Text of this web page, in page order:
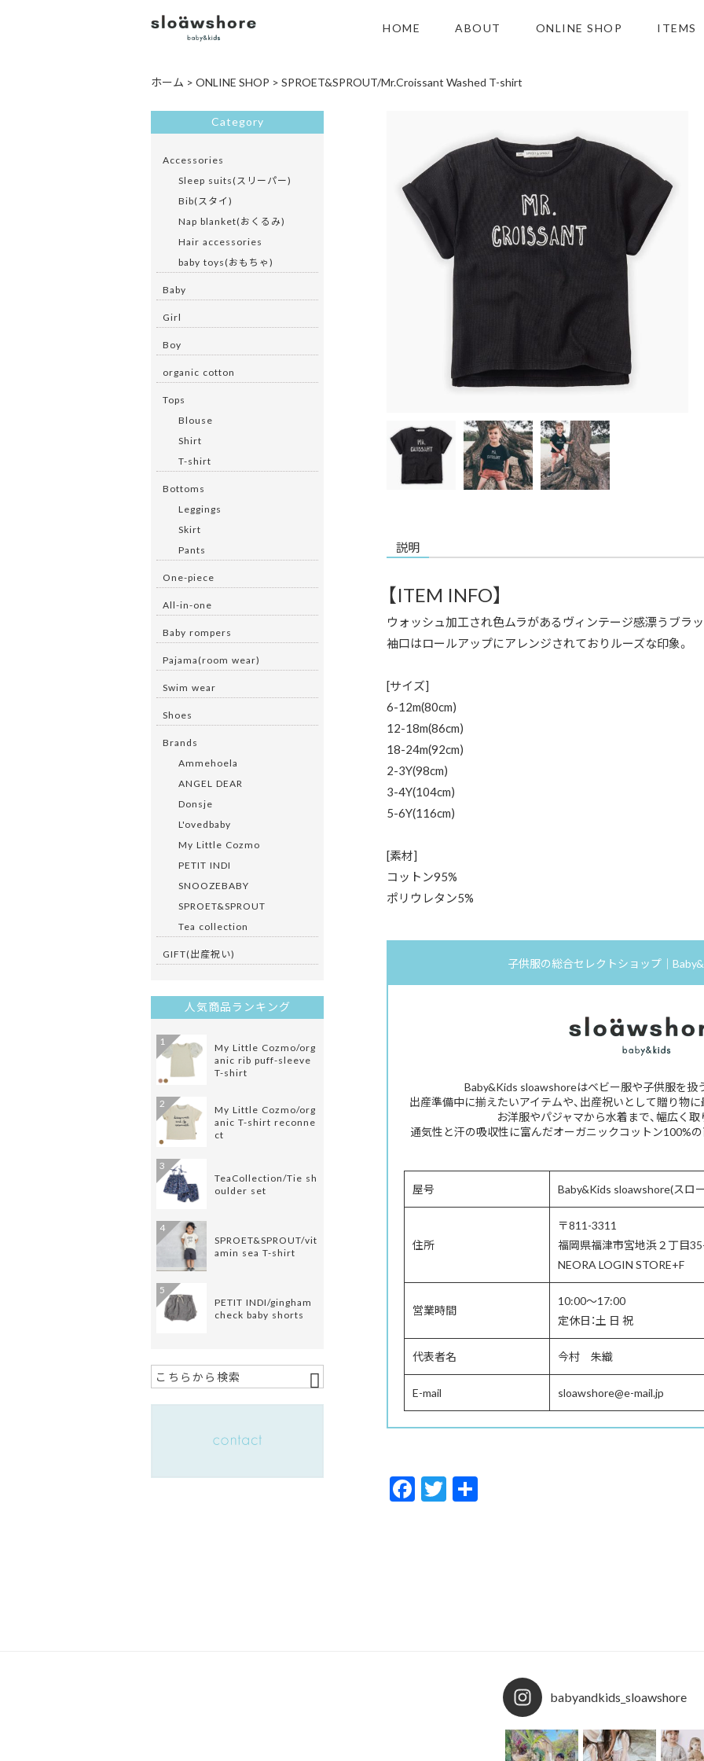
HOME ABOUT ONLINE SHOP ITEMS
ホーム > ONLINE SHOP > SPROET&SPROUT/Mr.Croissant Washed T-shirt
説明
【ITEM INFO】
ウォッシュ加工され色ムラがあるヴィンテージ感漂うブラ
袖口はロールアップにアレンジされておりルーズな印象。
[サイズ]
6-12m(80cm)
12-18m(86cm)
18-24m(92cm)
2-3Y(98cm)
3-4Y(104cm)
5-6Y(116cm)
[素材]
コットン95%
ポリウレタン5%
子供服の総合セレクトショップ｜
Baby&Kids sloawshoreはベビー服や子供服を扱
出産準備中に揃えたいアイテムや、出産祝いとして贈り物
お洋服やパジャマから水着まで、幅広く取
通気性と汗の吸収性に富んだオーガニックコットン100%の
屋号 Baby&Kids sloawshore(スロ
住所
〒811-3311
福岡県福津市宮地浜２丁目
NEORA LOGIN STORE+F
営業時間
10:00～17:00
定休日：土 日 祝
代表者名 今村 朱織
E-mail sloawshore@e-mail.jp
F
ac
T
w
Category
Accessories
Sleep suits(スリーパー)
Bib(スタイ)
Nap blanket(おくるみ)
Hair accessories
baby toys(おもちゃ)
Baby
Girl
Boy
organic cotton
Tops
Blouse
Shirt
T-shirt
Bottoms
Leggings
Skirt
Pants
One-piece
All-in-one
Baby rompers
Pajama(room wear)
Swim wear
Shoes
Brands
Ammehoela
ANGEL DEAR
Donsje
L'ovedbaby
My Little Cozmo
PETIT INDI
SNOOZEBABY
SPROET&SPROUT
Tea collection
GIFT(出産祝い)
人気商品ランキング
My Little Cozmo/org
anic rib puff-sleeve
T-shirt
1
My Little Cozmo/org
anic T-shirt reconne
ct
2
TeaCollection/Tie sh
oulder set
3
SPROET&SPROUT/vit
amin sea T-shirt
4
PETIT INDI/gingham
check baby shorts
5
babyandkids_sloawshore